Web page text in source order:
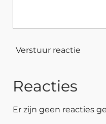
Verstuur reactie
Reacties
Er zijn geen reacties